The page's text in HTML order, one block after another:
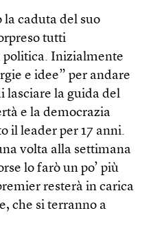
caduta del suo
tutti
Inizialmente
e idee” per andare
lasciare la guida del
e la democrazia
il leader per 17 anni.
volta alla settimana
lo farò un po’ più
resterà in carica
che si terranno a